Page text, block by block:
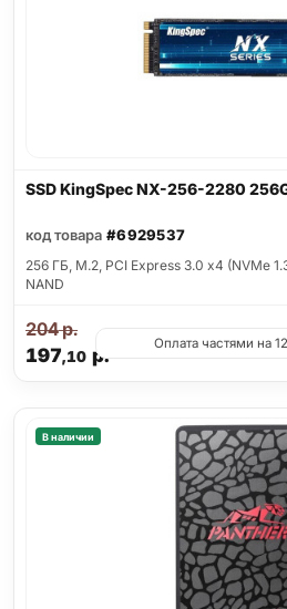
SSD KingSpec NX-256-2280
код товара #6929537
256 ГБ, M.2, PCI Express 3.0 x4 (NVMe
NAND
197,10р.
204р.
Оплата частями на
В наличии